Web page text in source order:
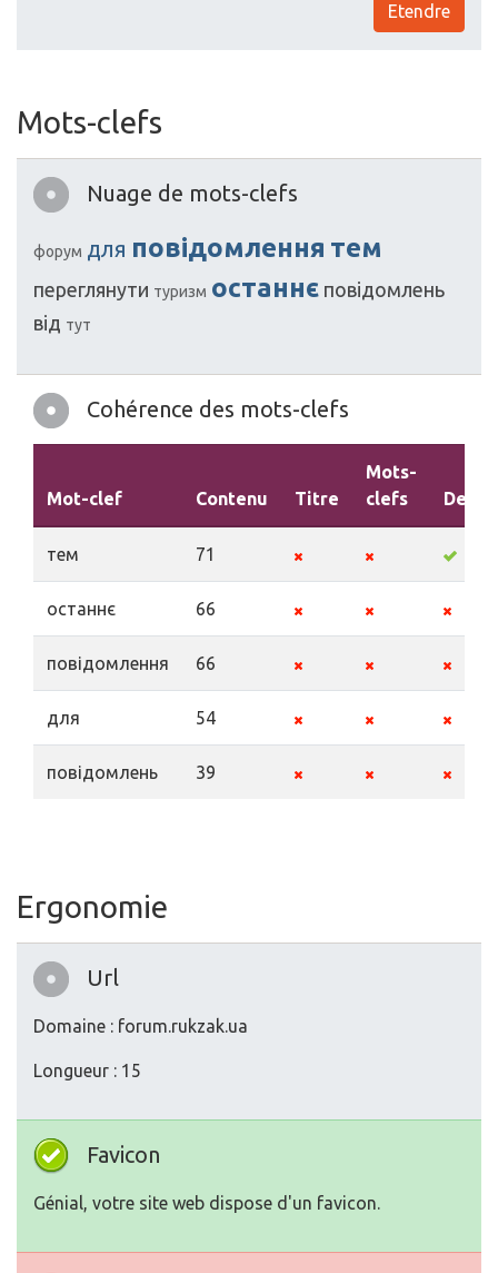
Etendre
Mots-clefs
Nuage de mots-clefs
форум для повідомлення тем
переглянути туризм останнє повідомлень
від тут
Cohérence des mots-clefs
Mot-clef Contenu Titre
Mots-
clefs
тем 71
останнє 66
повідомлення 66
для 54
повідомлень 39
Ergonomie
Url
Domaine : forum.rukzak.ua
Longueur : 15
Favicon
Génial, votre site web dispose d'un favicon.